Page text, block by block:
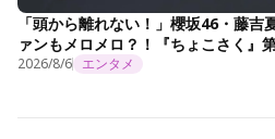
「頭から離れない！」櫻坂46・藤
ァンもメロメロ？！『ちょこさく』
2026/8/6 エンタメ